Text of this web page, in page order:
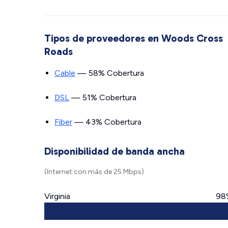
Tipos de proveedores en Woods Cross
Roads
Cable — 58% Cobertura
DSL — 51% Cobertura
Fiber — 43% Cobertura
Disponibilidad de banda ancha
(Internet con más de 25 Mbps)
Virginia